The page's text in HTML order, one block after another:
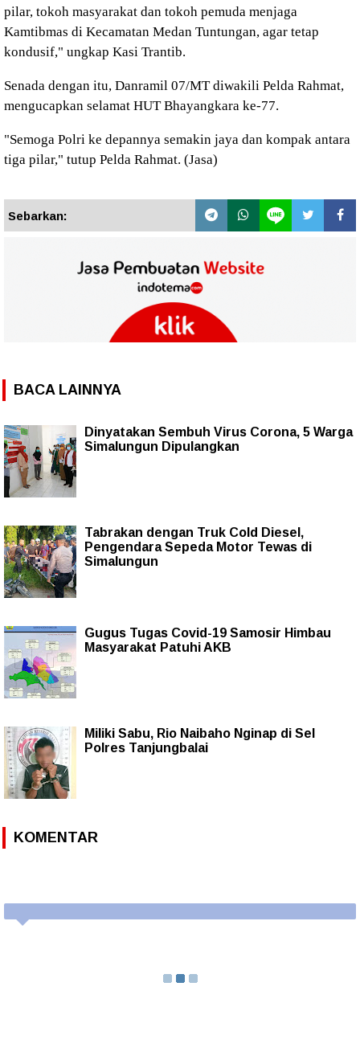
pilar, tokoh masyarakat dan tokoh pemuda menjaga
Kamtibmas di Kecamatan Medan Tuntungan, agar tetap
kondusif," ungkap Kasi Trantib.
Senada dengan itu, Danramil 07/MT diwakili Pelda Rahmat,
mengucapkan selamat HUT Bhayangkara ke-77.
"Semoga Polri ke depannya semakin jaya dan kompak antara
tiga pilar," tutup Pelda Rahmat. (Jasa)
Sebarkan:
BACA LAINNYA
Dinyatakan Sembuh Virus Corona, 5 Warga
Simalungun Dipulangkan
Tabrakan dengan Truk Cold Diesel,
Pengendara Sepeda Motor Tewas di
Simalungun
Gugus Tugas Covid-19 Samosir Himbau
Masyarakat Patuhi AKB
Miliki Sabu, Rio Naibaho Nginap di Sel
Polres Tanjungbalai
KOMENTAR